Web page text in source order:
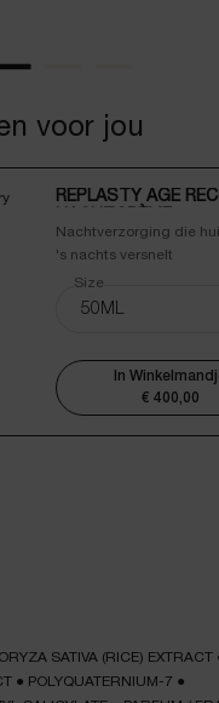
voor jou
REPLASTY AGE
Nachtverzorging die
's nachts versnelt
Select a
Size
In
€ 400,00
ORYZA SATIVA (RICE) EXTRACT
● POLYQUATERNIUM-7 ●